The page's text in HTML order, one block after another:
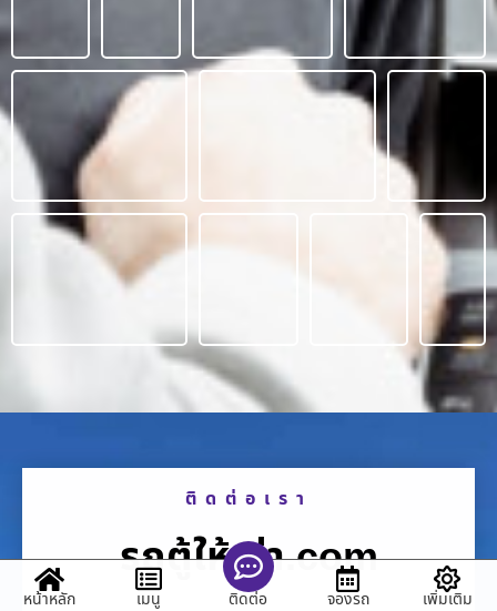
ติดต่อเรา
รถตู้ให้เช่า.com
หน้าหลัก เมนู ติดต่อ จองรถ เพิ่มเติม